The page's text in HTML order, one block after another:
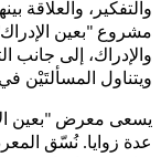
والتفكير، والعلاقة
مشروع "بعين
والإدراك، إلى جانب
ويتناول
يسعى معرض "بعين
عدة زوايا. نُسّق